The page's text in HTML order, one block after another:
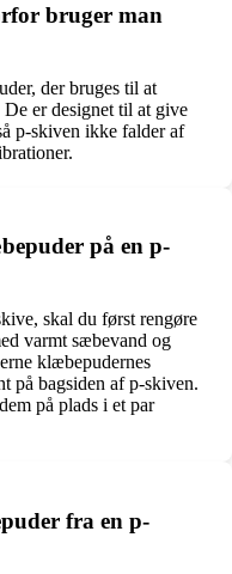
bruger man
der bruges til at
er designet til at give
p-skiven ikke falder af
på en p-
skal du først rengøre
varmt sæbevand og
klæbepudernes
på bagsiden af p-skiven.
på plads i et par
fra en p-